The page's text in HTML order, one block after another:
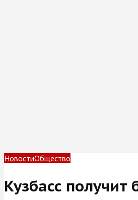
НовостиОбщество
Кузбасс